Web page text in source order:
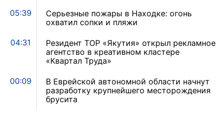
05:39
Серьезные пожары в Находке: огонь
охватил сопки и пляжи
04:31
Резидент ТОР «Якутия» открыл рекламное
агентство в креативном кластере
«Квартал Труда»
00:09
В Еврейской автономной области начнут
разработку крупнейшего месторождения
брусита